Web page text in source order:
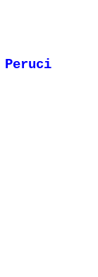
Peruci